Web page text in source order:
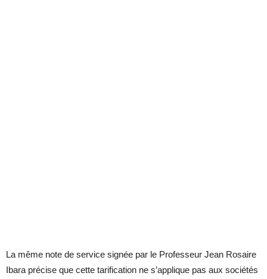
La même note de service signée par le Professeur Jean Rosaire
Ibara précise que cette tarification ne s’applique pas aux sociétés